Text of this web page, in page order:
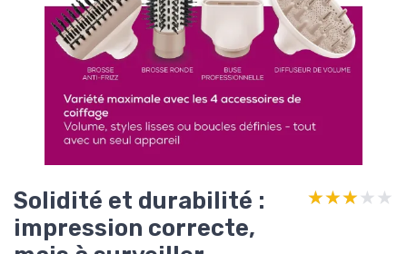
Solidité et durabilité :
impression correcte,
★★★★★
★★★★★